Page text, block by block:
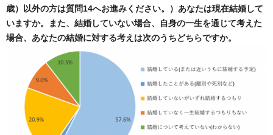
歳）以外の方は質問14へお進みください。）あなたは現在結婚して
いますか。また、結婚していない場合、自身の一生を通じて考えた
場合、あなたの結婚に対する考えは次のうちどちらですか。